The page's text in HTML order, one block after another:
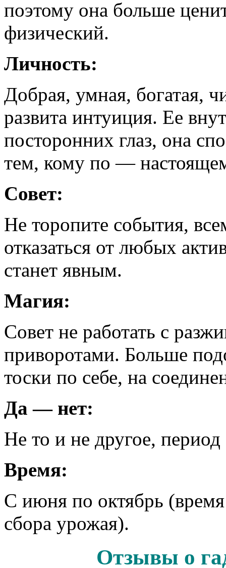
поэтому она больше
физический.
Личность:
Добрая, умная, богатая,
развита интуиция. Ее
посторонних глаз, она
тем, кому по —
Совет:
Не торопите события,
отказаться от любых
станет явным.
Магия:
Совет не работать с
приворотами. Больше
тоски по себе, на
Да — нет:
Не то и не другое,
Время:
С июня по октябрь
сбора урожая).
Отзывы о